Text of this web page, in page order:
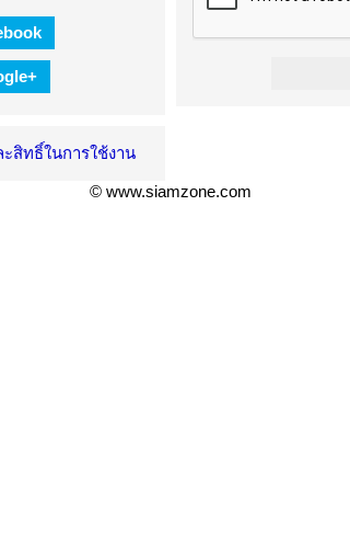
สิทธิ์ในการใช้งาน
© www.siamzone.com